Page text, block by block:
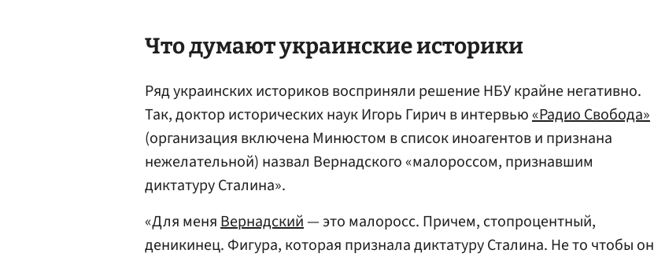
Что думают украинские историки
Ряд украинских историков восприняли решение НБУ крайне негативно.
Так, доктор исторических наук Игорь Гирич в интервью«Радио Свобода»
(организация включена Минюстом в список иноагентов и признана
нежелательной) назвал Вернадского «малороссом, признавшим
диктатуру Сталина».
«Для меняВернадский— это малоросс. Причем, стопроцентный,
деникинец. Фигура, которая признала диктатуру Сталина. Не то чтобы он